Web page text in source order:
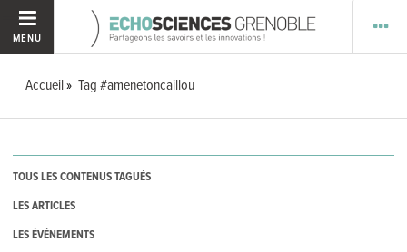
MENU
Accueil Tag #amenetoncaillou
TOUS LES CONTENUS TAGUÉS
LES ARTICLES
LES ÉVÉNEMENTS